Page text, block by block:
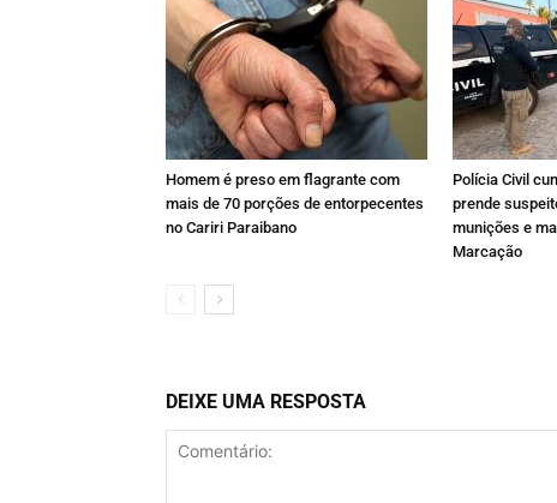
Homem é preso em flagrante com
mais de 70 porções de entorpecentes
no Cariri Paraibano
Polícia Civil
prende
munições e
Marcação
DEIXE UMA RESPOSTA